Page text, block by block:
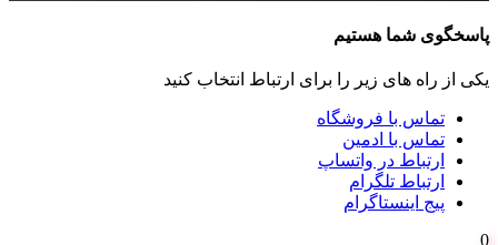
پاسخگوی شما هستیم
یکی از راه های زیر را برای ارتباط انتخاب کنید
تماس با فروشگاه
تماس با ادمین
ارتباط در واتساپ
ارتباط تلگرام
پیج اینستاگرام
0